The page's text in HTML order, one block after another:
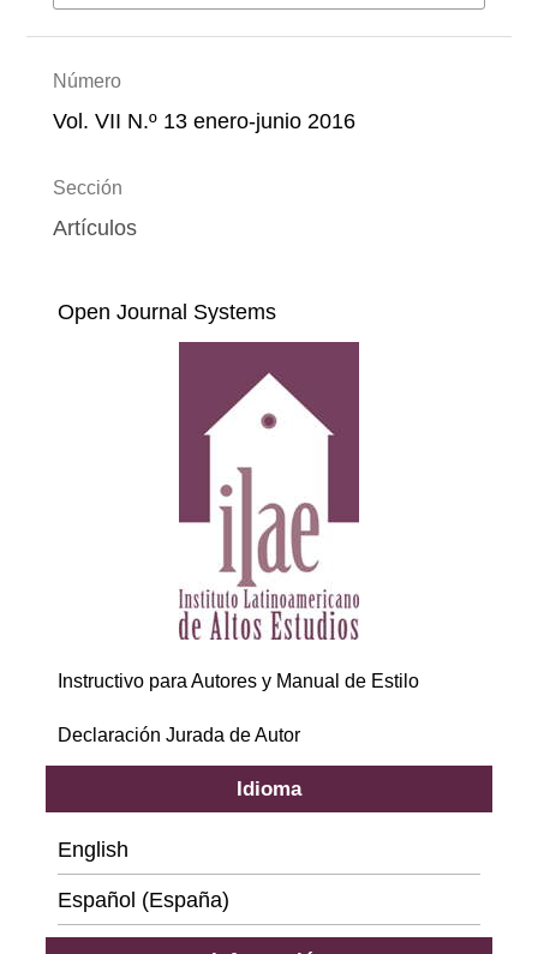
Número
Vol. VII N.º 13 enero-junio 2016
Sección
Artículos
Open Journal Systems
Instructivo para Autores y Manual de Estilo
Declaración Jurada de Autor
Idioma
English
Español (España)